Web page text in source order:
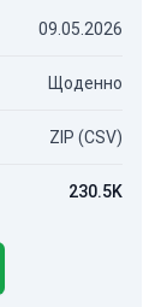
09.05.2026
Щоденно
ZIP (CSV)
230.5K